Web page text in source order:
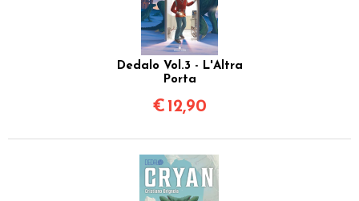
Dedalo Vol.3 - L'Altra
Porta
€ 12,90